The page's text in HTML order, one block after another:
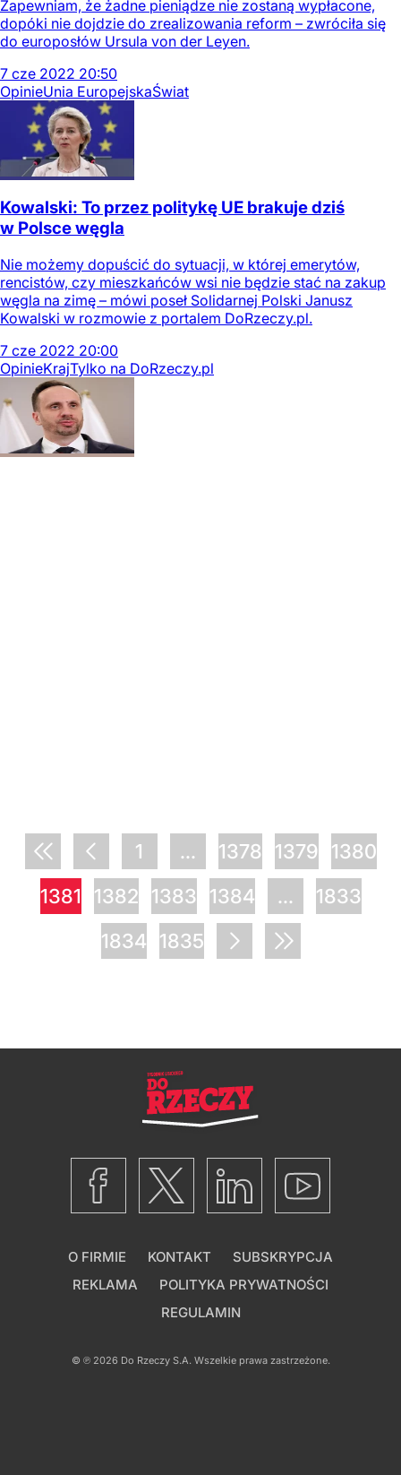
Zapewniam, że żadne pieniądze nie zostaną wypłacone,
dopóki nie dojdzie do zrealizowania reform – zwróciła się
do europosłów Ursula von der Leyen.
7 cze 2022 20:50
OpinieUnia EuropejskaŚwiat
Kowalski: To przez politykę UE brakuje dziś
w Polsce węgla
Nie możemy dopuścić do sytuacji, w której emerytów,
rencistów, czy mieszkańców wsi nie będzie stać na zakup
węgla na zimę – mówi poseł Solidarnej Polski Janusz
Kowalski w rozmowie z portalem DoRzeczy.pl.
7 cze 2022 20:00
OpinieKrajTylko na DoRzeczy.pl
1 ... 1378 1379
1380
1381
1382 1383 1384 ...
1833
1834
1835
O FIRMIE KONTAKT
SUBSKRYPCJA
REKLAMA
POLITYKA PRYWATNOŚCI
REGULAMIN
© ℗ 2026 Do Rzeczy S.A. Wszelkie prawa zastrzeżone.